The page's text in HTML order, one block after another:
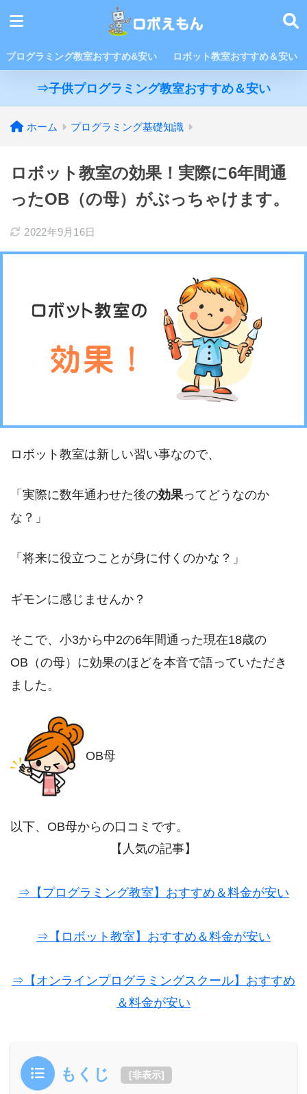
プログラミング教室おすすめ&安い ロボット教室おすすめ＆安い
⇒子供プログラミング教室おすすめ＆安い
ホーム プログラミング基礎知識
ロボット教室の効果！実際に6年間通
ったOB（の母）がぶっちゃけます。
2022年9月16日
ロボット教室は新しい習い事なので、
「実際に数年通わせた後の効果ってどうなのか
な？」
「将来に役立つことが身に付くのかな？」
ギモンに感じませんか？
そこで、小3から中2の6年間通った現在18歳の
OB（の母）に効果のほどを本音で語っていただき
ました。
OB母
以下、OB母からの口コミです。
【人気の記事】
⇒【プログラミング教室】おすすめ＆料金が安い
⇒【ロボット教室】おすすめ＆料金が安い
⇒【オンラインプログラミングスクール】おすすめ
＆料金が安い
もくじ [非表示]